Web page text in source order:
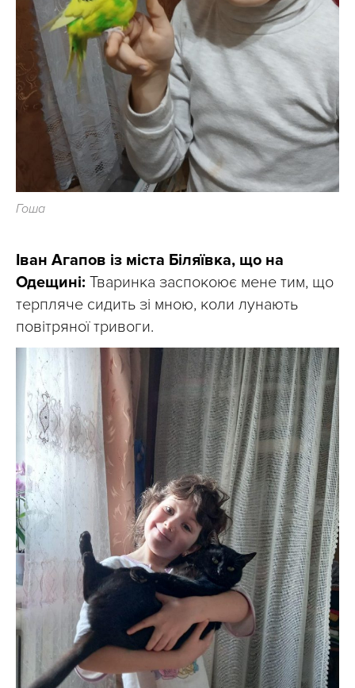
Гоша
Іван Агапов із міста Біляївка, що на
Одещині: Тваринка заспокоює мене тим, що
терпляче сидить зі мною, коли лунають
повітряної тривоги.